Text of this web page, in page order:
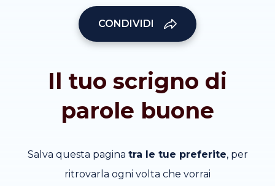
CONDIVIDI
Il tuo scrigno di
parole buone
Salva questa pagina tra le tue preferite, per
ritrovarla ogni volta che vorrai